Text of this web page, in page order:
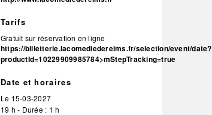
Tarifs
Gratuit sur réservation en ligne
https://billetterie.lacomediedereims.fr/selection/event/date?
productId=10229909985784>mStepTracking=true
Date et horaires
Le 15-03-2027
19 h - Durée : 1 h